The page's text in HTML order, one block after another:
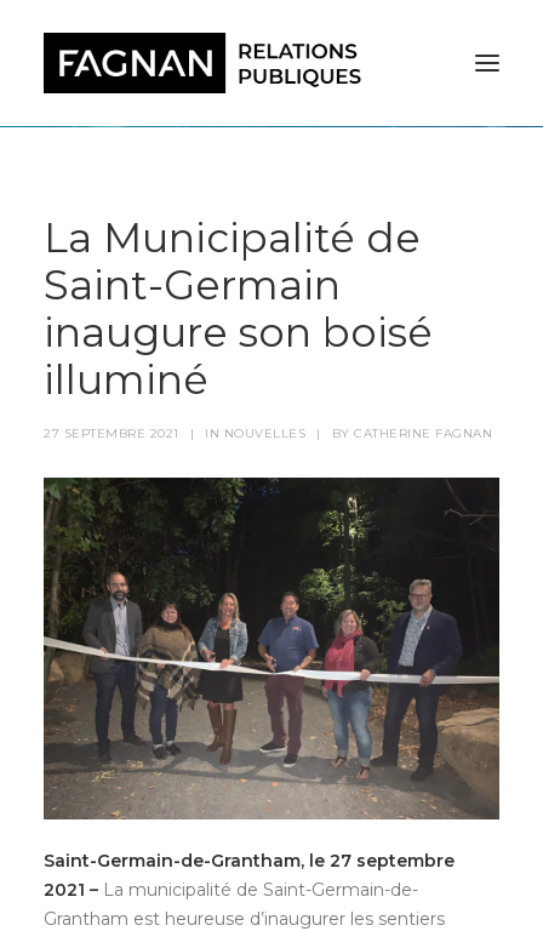
RECHERCHE
La Municipalité de
Saint-Germain
inaugure son boisé
illuminé
27 SEPTEMBRE 2021 | IN NOUVELLES | BY CATHERINE FAGNAN
Saint-Germain-de-Grantham, le 27 septembre
2021 – La municipalité de Saint-Germain-de-
Grantham est heureuse d’inaugurer les sentiers